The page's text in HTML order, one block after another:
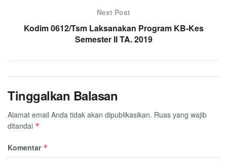
Next Post
Kodim 0612/Tsm Laksanakan Program KB-Kes
Semester II TA. 2019
Tinggalkan Balasan
Alamat email Anda tidak akan dipublikasikan. Ruas yang wajib
ditandai *
Komentar *